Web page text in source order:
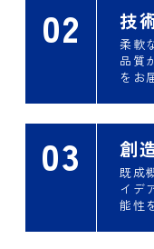
02 技
柔軟
品質
をお
03 創
既成
イデ
能性